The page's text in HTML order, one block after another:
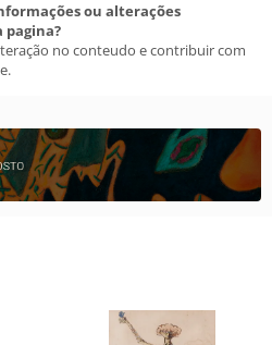
ou alterações
no conteudo e contribuir com